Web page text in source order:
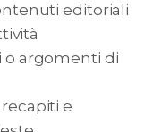
editoriali
o argomenti di
e